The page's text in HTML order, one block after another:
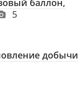
баллон,
5
добычи